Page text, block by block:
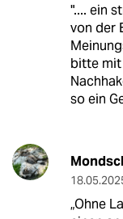
".... ein
von der
bitte mit
so ein
„Ohne